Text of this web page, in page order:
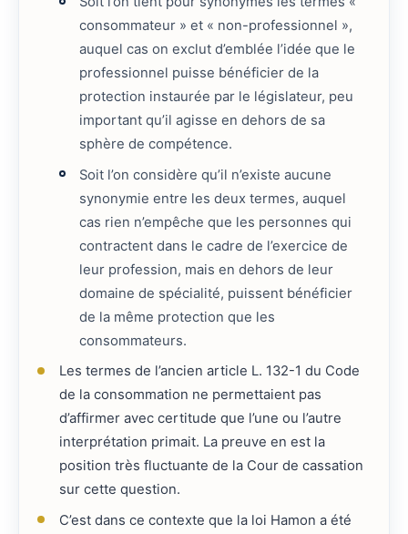
consommateur » et « non-professionnel »,
auquel cas on exclut d’emblée l’idée que le
professionnel puisse bénéficier de la
protection instaurée par le législateur, peu
important qu’il agisse en dehors de sa
sphère de compétence.
Soit l’on considère qu’il n’existe aucune
synonymie entre les deux termes, auquel
cas rien n’empêche que les personnes qui
contractent dans le cadre de l’exercice de
leur profession, mais en dehors de leur
domaine de spécialité, puissent bénéficier
de la même protection que les
consommateurs.
Les termes de l’ancien article L. 132-1 du Code
de la consommation ne permettaient pas
d’affirmer avec certitude que l’une ou l’autre
interprétation primait. La preuve en est la
position très fluctuante de la Cour de cassation
sur cette question.
C’est dans ce contexte que la loi Hamon a été